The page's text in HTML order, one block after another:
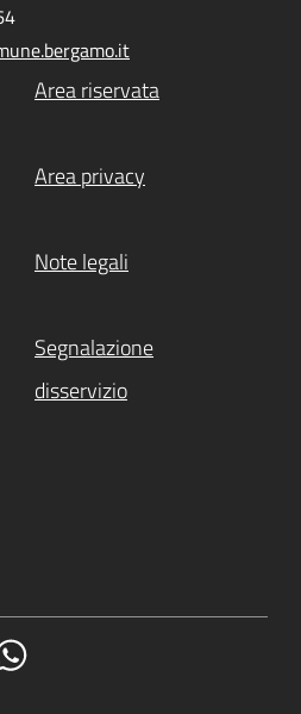
Area riservata
Area privacy
Note legali
Segnalazione
disservizio